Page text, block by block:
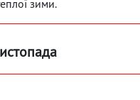
зими.